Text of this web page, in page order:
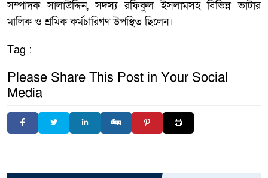
সম্পাদক সালাউদ্দিন, সদস্য রফিকুল ইসলামসহ বিভিন্ন ভাটার
মালিক ও শ্রমিক কর্মচারিগণ উপস্থিত ছিলেন।
Tag :
Please Share This Post in Your Social
Media